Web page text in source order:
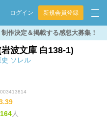
ログイン 新規会員登録
作決定＆掲載する感想大募集！
波文庫 白138-1)
ソレル
164人